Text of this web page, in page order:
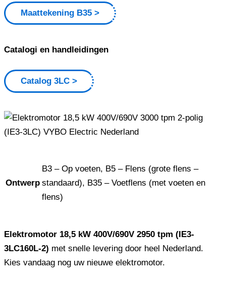
Maattekening B35
Catalogi en handleidingen
Catalog 3LC
Ontwerp
B3 – Op voeten, B5 – Flens (grote flens –
standaard), B35 – Voetflens (met voeten en
flens)
Elektromotor 18,5 kW 400V/690V 2950 tpm (IE3-
3LC160L-2) met snelle levering door heel Nederland.
Kies vandaag nog uw nieuwe elektromotor.